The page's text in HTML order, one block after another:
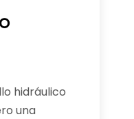
hidráulico
una